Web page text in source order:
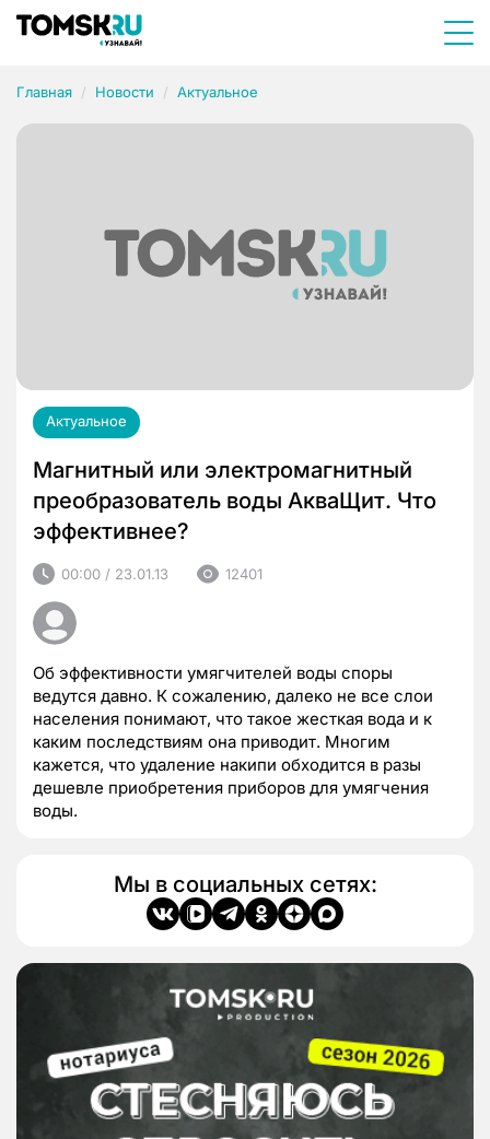
Главная Новости Актуальное
Актуальное
Магнитный или электромагнитный
преобразователь воды АкваЩит. Что
эффективнее?
00:00 / 23.01.13 12401
Об эффективности умягчителей воды споры
ведутся давно. К сожалению, далеко не все слои
населения понимают, что такое жесткая вода и к
каким последствиям она приводит. Многим
кажется, что удаление накипи обходится в разы
дешевле приобретения приборов для умягчения
воды.
Мы в социальных сетях: